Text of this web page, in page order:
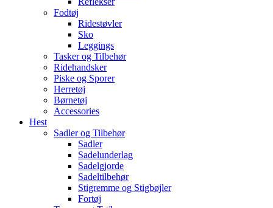
Fodtøj
Ridestøvler
Sko
Leggings
Tasker og Tilbehør
Ridehandsker
Piske og Sporer
Herretøj
Børnetøj
Accessories
Hest
Sadler og Tilbehør
Sadler
Sadelunderlag
Sadelgjorde
Sadeltilbehør
Stigremme og Stigbøjler
Fortøj